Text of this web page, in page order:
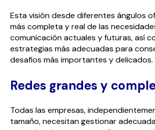
Esta visión desde diferentes ángulos
más completa y real de las
comunicación actuales y futuras, así
estrategias más adecuadas para
desafíos más importantes y delicados.
Redes grandes y
Todas las empresas,
tamaño, necesitan gestionar